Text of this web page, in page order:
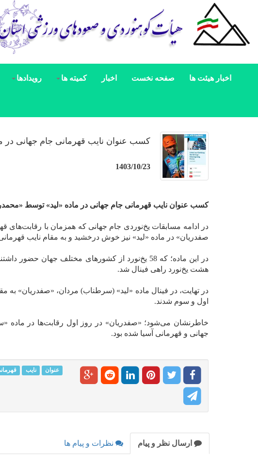
اخبار هیئت ها صفحه نخست اخبار کمیته ها رویدادها
کسب عنوان نایب قهرمانی جام جهانی در
1403/10/23
کسب عنوان نایب قهرمانی جام جهانی در ماده «لید» توسط
در ادامه مسابقات یخ‌نوردی جام جهانی که همزمان با رقابت‌های
صفدریان» در ماده «لید» نیز خوش درخشید و به مقام نایب
در این ماده؛ که 58 یخ‌نورد از کشورهای مختلف جهان
هشت یخ‌نورد راهی فینال شد.
در تهایت، در فینال ماده «لید» (سرطناب) مردان، «صفدریان» به
اول و سوم شدند.
خاطرنشان می‌شود؛ «صفدریان» در روز اول رقابت‌ها در
جهانی و قهرمانی آسیا شده بود.
عنوان نایب
ارسال نظر و پیام نظرات و پیام ها